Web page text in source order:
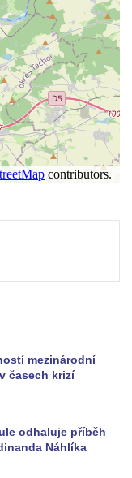
mezinárodní
časech krizí
odhaluje příběh
Náhlíka